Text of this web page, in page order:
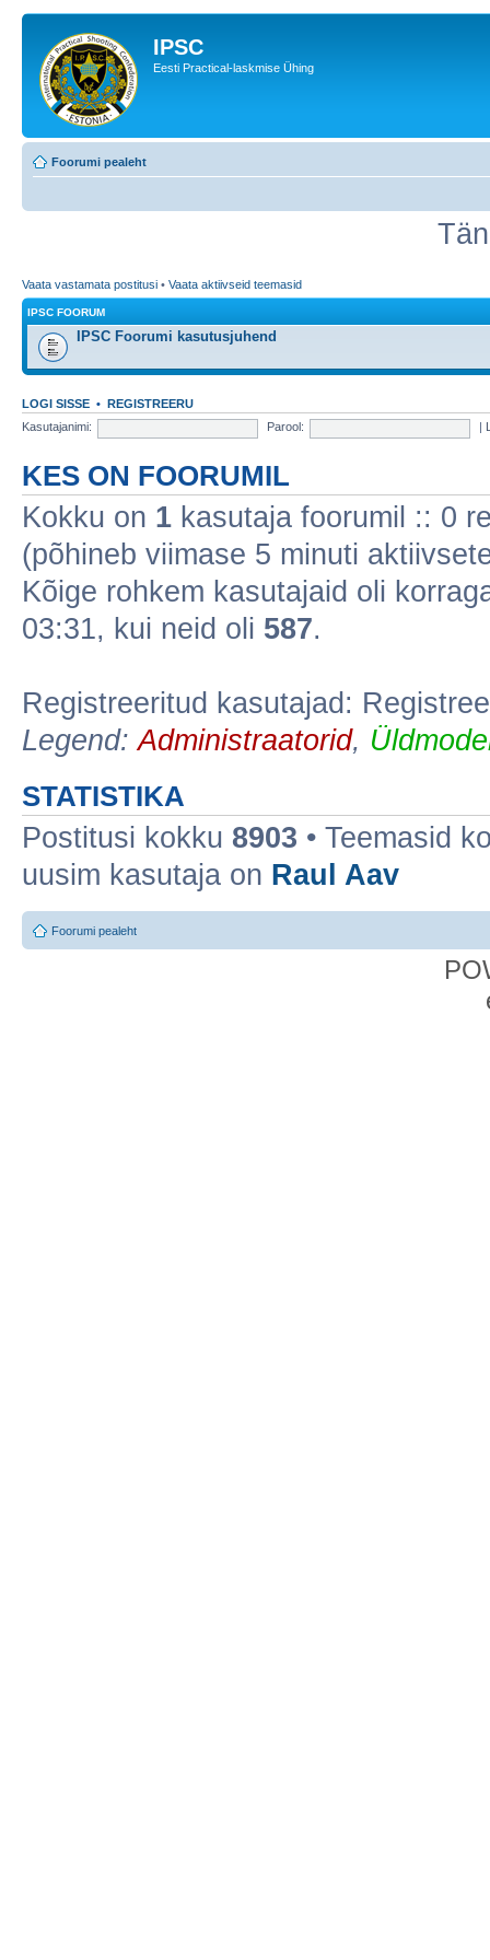
IPSC
Eesti Practical-laskmise Ühing
Foorumi pealeht
Vaata vastamata postitusi • Vaata aktiivseid teemasid
IPSC FOORUM
IPSC Foorumi kasutusjuhend
LOGI SISSE • REGISTREERU
Kasutajanimi:
Parool:
KES ON FOORUMIL
Kokku on 1 kasutaja foorumil :: 0
(põhineb viimase 5 minuti
Kõige rohkem kasutajaid oli
03:31, kui neid oli 587.
Registreeritud kasutajad:
Legend:Administraatorid,
STATISTIKA
Postitusi kokku 8903 • Teemasid
uusim kasutaja on Raul Aav
Foorumi pealeht